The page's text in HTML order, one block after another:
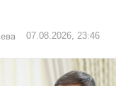
07.08.2026, 23:46